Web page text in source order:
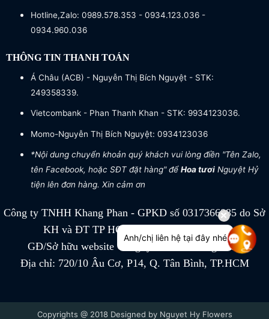
Hotline,Zalo: 0989.578.353 - 0934.123.036 -
0934.960.036
THÔNG TIN THANH TOÁN
Á Châu (ACB) - Nguyễn Thị Bích Nguyệt - STK:
249358339.
Vietcombank - Phan Thanh Khan - STK: 9934123036.
Momo-Nguyễn Thị Bích Nguyệt: 0934123036
*Nội dung chuyển khoản quý khách vui lòng điền "Tên Zalo,
tên Facebook, hoặc SĐT đặt hàng" đểHoa tươiNguyệt Hỷ
tiện lên đơn hàng. Xin cảm ơn
Công ty TNHH Khang Phan - GPKD số 0317366885 do Sở
KH và ĐT TP HCM cấp ngày 04/07/2022
GĐ/Sở hữu website Công ty TNHH Khang Phan
Địa chỉ: 720/10 Âu Cơ, P14, Q. Tân Bình, TP.HCM
Copyrights @ 2018 Designed by Nguyet Hy Flowers
Anh/chị liên hệ tại đây nhé